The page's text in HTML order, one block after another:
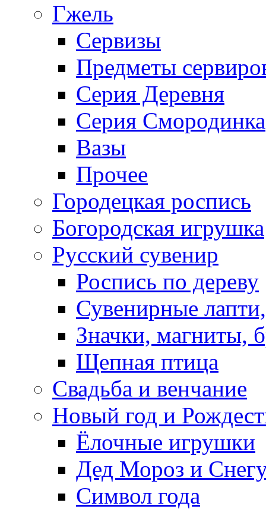
Гжель
Сервизы
Предметы
Серия Деревня
Серия Смородинка
Вазы
Прочее
Городецкая роспись
Богородская игрушка
Русский сувенир
Роспись по дереву
Сувенирные
Значки, магниты,
Щепная птица
Свадьба и венчание
Новый год и
Ёлочные игрушки
Дед Мороз и
Символ года